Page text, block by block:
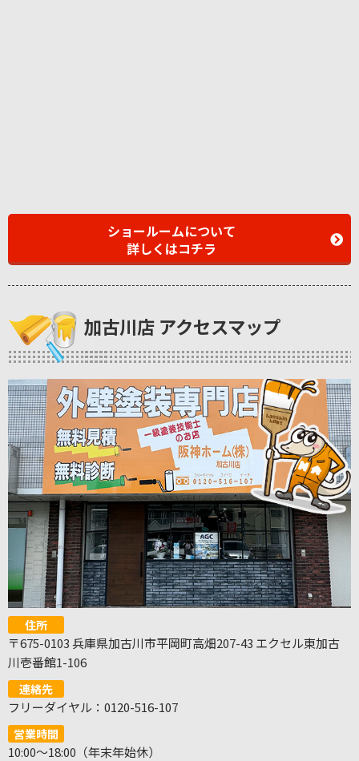
ショールームについて
詳しくはコチラ
加古川店 アクセスマップ
住所
〒675-0103 兵庫県加古川市平岡町高畑207-43 エクセル東加古
川壱番館1-106
連絡先
フリーダイヤル：0120-516-107
営業時間
10:00～18:00（年末年始休）